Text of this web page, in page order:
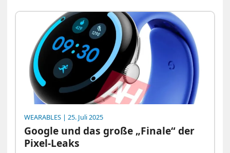
WEARABLES | 25. Juli 2025
Google und das große „Finale“ der
Pixel-Leaks